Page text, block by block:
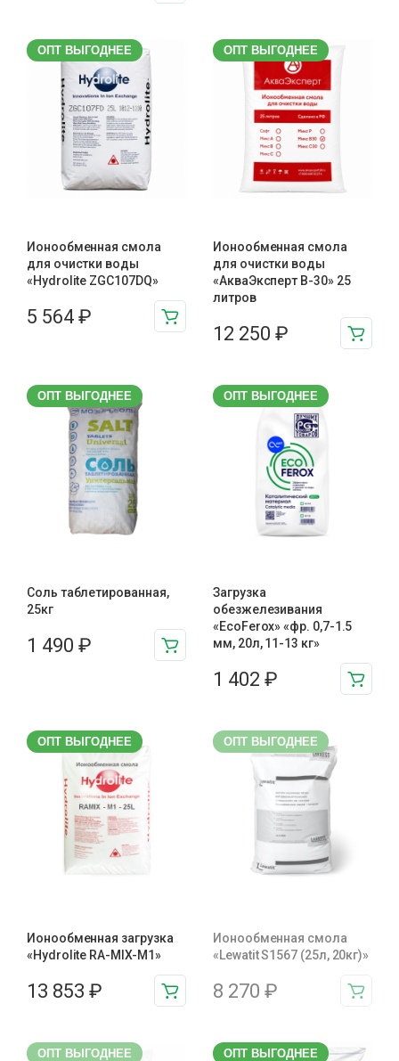
ОПТ ВЫГОДНЕЕ
Ионообменная смола
для очистки воды
«Hydrolite ZGC107DQ»
5 564 ₽
ОПТ ВЫГОДНЕЕ
Ионообменная смола
для очистки воды
«АкваЭксперт В-30» 25
литров
12 250 ₽
ОПТ ВЫГОДНЕЕ
Соль таблетированная,
25кг
1 490 ₽
ОПТ ВЫГОДНЕЕ
Загрузка
обезжелезивания
«EcoFerox» «фр. 0,7-1.5
мм, 20л, 11-13 кг»
1 402 ₽
ОПТ ВЫГОДНЕЕ
Ионообменная загрузка
«Hydrolite RA-MIX-М1»
13 853 ₽
ОПТ ВЫГОДНЕЕ
Ионообменная смола
«Lewatit S1567 (25л, 20кг)»
8 270 ₽
ОПТ ВЫГОДНЕЕ ОПТ ВЫГОДНЕЕ